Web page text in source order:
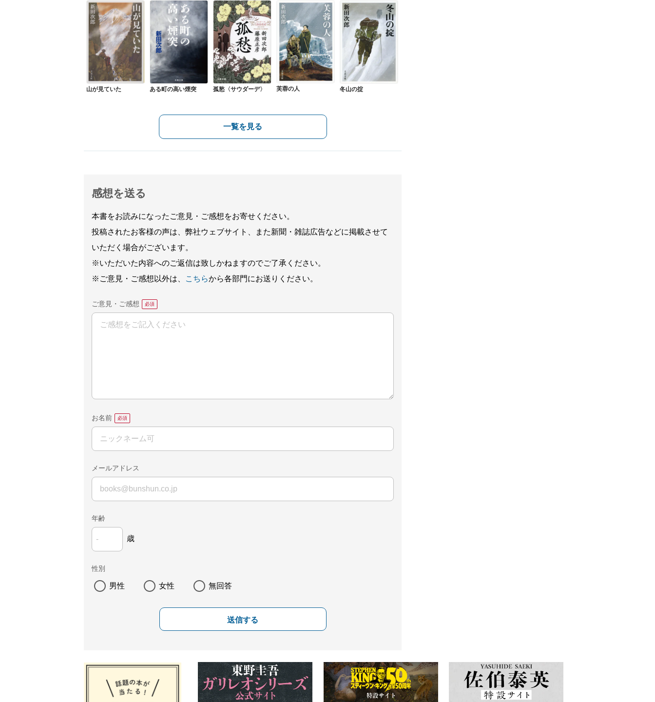
山が見ていた ある町の高い煙突 孤愁〈サウダーデ〉 芙蓉の人 冬山の掟
一覧を見る
感想を送る
本書をお読みになったご意見・ご感想をお寄せください。
投稿されたお客様の声は、弊社ウェブサイト、また新聞・雑誌広告などに掲載させて
いただく場合がございます。
※いただいた内容へのご返信は致しかねますのでご了承ください。
※ご意見・ご感想以外は、
こちらから各部門にお送りください。
ご意見・ご感想
お名前
メールアドレス
年齢
歳
性別
男性 女性 無回答
送信する